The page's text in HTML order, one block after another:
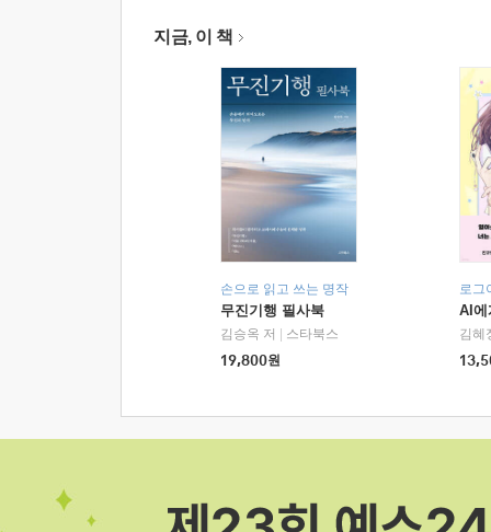
지금, 이 책
손으로 읽고 쓰는 명작
무진기행 필사북
김승옥 저
스타북스
19,800원
로그
AI에
김혜